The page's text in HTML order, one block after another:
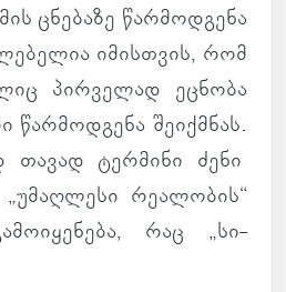
ცნე­ბაზე წარ­მოდ­გენა
იმის­თვის, რომ
პირ­ვე­ლად ეც­ნობა
წარ­მოდ­გენა შე­იქ­მნას.
თავად ტერ­მინი ძენი
„უმაღ­ლესი რე­ა­ლო­ბის“
რაც „სი­